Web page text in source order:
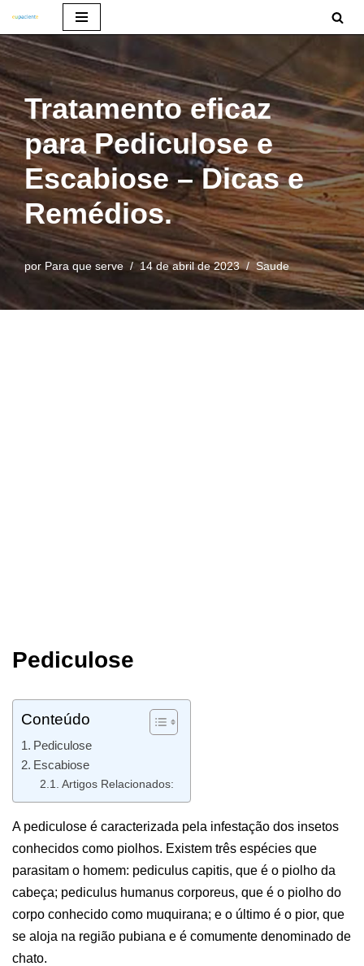
Pular
para
o
conteúdo
Tratamento eficaz
para Pediculose e
Escabiose – Dicas e
Remédios.
por Para que serve 14 de abril de 2023 Saude
Pediculose
Conteúdo
Pediculose
Escabiose
Artigos Relacionados:
A pediculose é caracterizada pela infestação dos insetos
conhecidos como piolhos. Existem três espécies que
parasitam o homem: pediculus capitis, que é o piolho da
cabeça; pediculus humanus corporeus, que é o piolho do
corpo conhecido como muquirana; e o último é o pior, que
se aloja na região pubiana e é comumente denominado de
chato.